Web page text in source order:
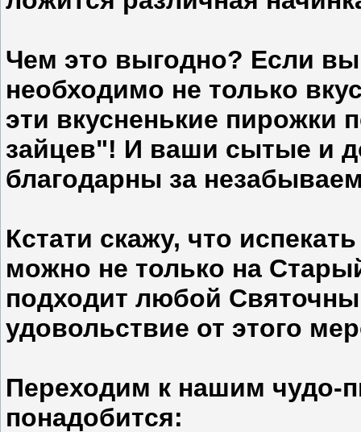
Чем это выгодно? Если вы
необходимо не только
эти вкусненькие пирожки
зайцев"! И ваши сытые и
благодарны за
Кстати скажу, что
можно не только на
подходит любой
удовольствие от этого
Переходим к нашим чудо-
понадобится: